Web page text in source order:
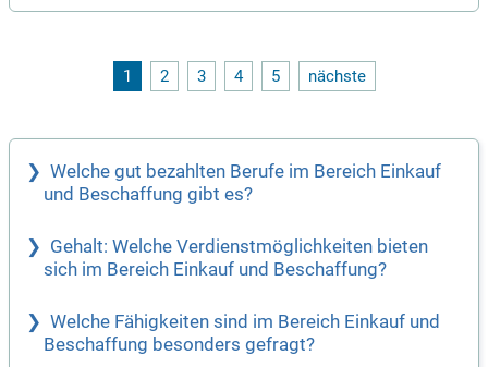
1 2 3 4 5 nächste
Welche gut bezahlten Berufe im Bereich Einkauf
und Beschaffung gibt es?
Gehalt: Welche Verdienstmöglichkeiten bieten
sich im Bereich Einkauf und Beschaffung?
Welche Fähigkeiten sind im Bereich Einkauf und
Beschaffung besonders gefragt?